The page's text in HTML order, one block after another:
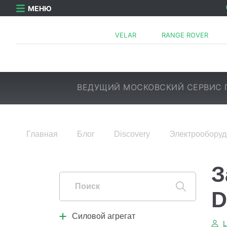
МЕНЮ
RANGE ROVER
VELAR
ВЕДУЩИЙ МОСКОВСКИЙ СЕРВИС
Главная Блог Discovery
Силовой агрегат